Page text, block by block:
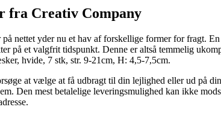
fra Creativ Company
nettet yder nu et hav af forskellige former for fragt.
på et valgfrit tidspunkt. Denne er altså temmelig
hvide, 7 stk, str. 9-21cm, H: 4,5-7,5cm.
at vælge at få udbragt til din lejlighed eller ud på
Den mest betalelige leveringsmulighed kan ikke